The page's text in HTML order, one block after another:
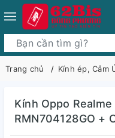
Trang chủ Kính ép, Cảm
Kính Oppo
RMN704128GO +